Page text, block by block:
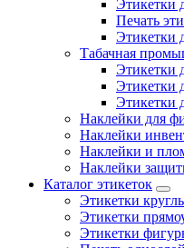
Этикетки
Печать
Этикетки
Табачная
Этикетки
Этикетки
Этикетки
Наклейки для
Наклейки
Наклейки и
Наклейки
Каталог этикеток
Этикетки
Этикетки
Этикетки